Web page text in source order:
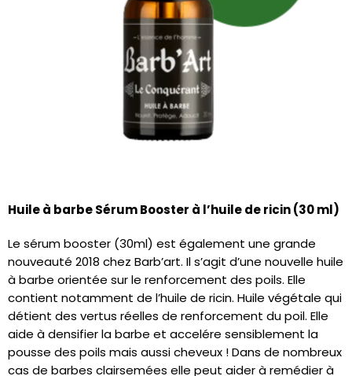
Huile à barbe ​Sérum Booster à l’huile de ricin (30 ml)
Le sérum booster (30ml) est également une grande
nouveauté 2018 chez Barb’art. Il s’agit d’une nouvelle huile
à barbe orientée sur le renforcement des poils. Elle
contient notamment de l’huile de ricin. Huile végétale qui
détient des vertus réelles de renforcement du poil. Elle
aide à densifier la barbe et accelére sensiblement la
pousse des poils​ mais aussi cheveux ​! Dans de nombreux
cas de barbes clairsemées elle peut aider à remédier à